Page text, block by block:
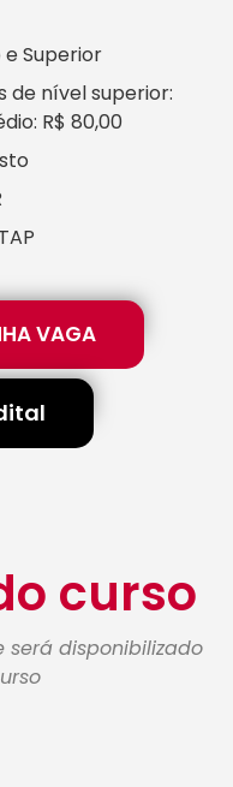
Superior
de nível superior:
R$ 80,00
VAGA
curso
será disponibilizado